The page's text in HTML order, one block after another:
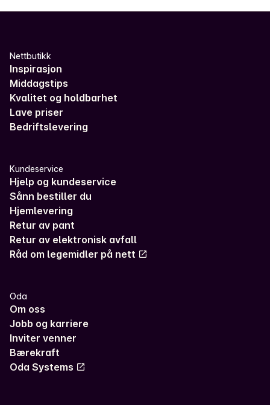
Nettbutikk
Inspirasjon
Middagstips
Kvalitet og holdbarhet
Lave priser
Bedriftslevering
Kundeservice
Hjelp og kundeservice
Sånn bestiller du
Hjemlevering
Retur av pant
Retur av elektronisk avfall
Råd om legemidler på nett
Oda
Om oss
Jobb og karriere
Inviter venner
Bærekraft
Oda Systems